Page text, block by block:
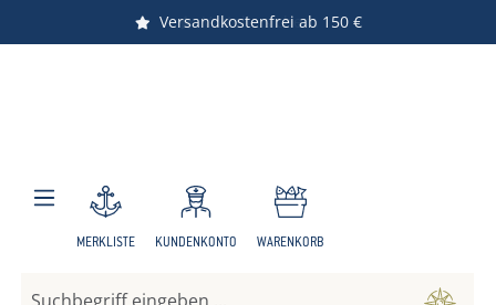
Zum Hauptinhalt springen
Vorteile sichern
Versandkostenfrei ab 150 €
MERKLISTE KUNDENKONTO WARENKORB